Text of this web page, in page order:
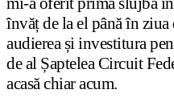
învăț de la el până în
audierea și investitura
de al Șaptelea Circuit
acasă chiar acum.